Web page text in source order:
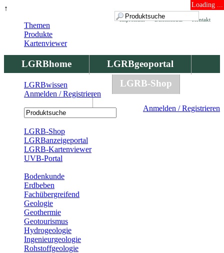
↑ Loading ...
Kontakt
Datenschutz
Impressum
LGRBhome
LGRBgeoportal
LGRBbohrungen
LGRB-Shop
Anmelden / Registrieren
Themen
Produkte
Kartenviewer
LGRBwissen
Anmelden / Registrieren
LGRB-Shop
LGRBanzeigeportal
LGRB-Kartenviewer
UVB-Portal
Bodenkunde
Erdbeben
Fachübergreifend
Geologie
Geothermie
Geotourismus
Hydrogeologie
Ingenieurgeologie
Rohstoffgeologie